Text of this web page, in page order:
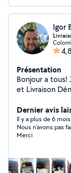
nous adaptons
Igor
Présentation
Bonjour a tous! Je propose le service suivants: Transport
et Livraison
appartements,
Dernier avis
Il y a plus de 6 mois
Nous n’avons pas
Merci